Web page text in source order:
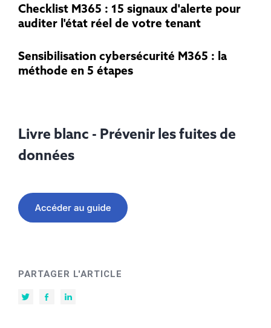
Checklist M365 : 15 signaux d'alerte pour
auditer l'état réel de votre tenant
Sensibilisation cybersécurité M365 : la
méthode en 5 étapes
Livre blanc - Prévenir les fuites de
données
PARTAGER L'ARTICLE